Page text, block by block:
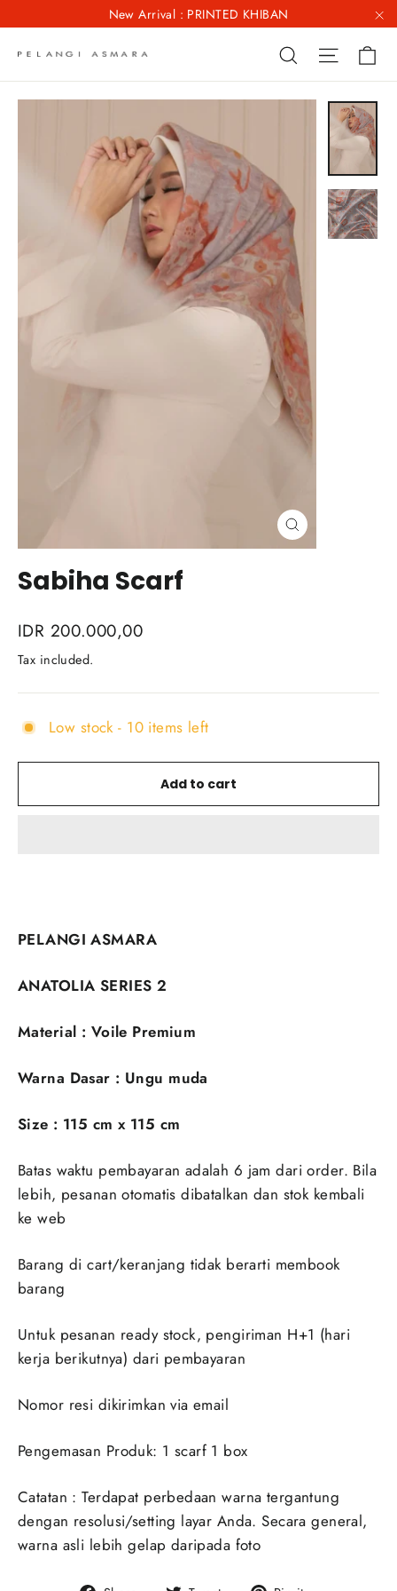
content
New Arrival : PRINTED KHIBAN
Search Site
Close
(esc)
Sabiha Scarf
Regular
price
IDR 200.000,00
Tax included.
Low stock - 10 items left
Add to cart
PELANGI ASMARA
ANATOLIA SERIES 2
Material : Voile Premium
Warna Dasar : Ungu muda
Size : 115 cm x 115 cm
Batas waktu pembayaran adalah 6 jam dari order. Bila
lebih, pesanan otomatis dibatalkan dan stok kembali
ke web
Barang di cart/keranjang tidak berarti membook
barang
Untuk pesanan ready stock, pengiriman H+1 (hari
kerja berikutnya) dari pembayaran
Nomor resi dikirimkan via email
Pengemasan Produk: 1 scarf 1 box
Catatan : Terdapat perbedaan warna tergantung
dengan resolusi/setting layar Anda. Secara general,
warna asli lebih gelap daripada foto